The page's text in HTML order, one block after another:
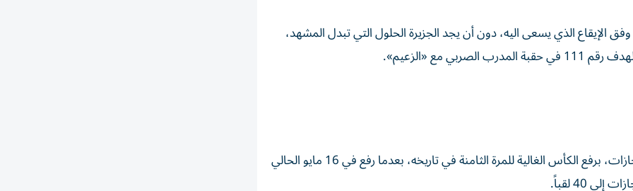
وفق الإيقاع الذي يسعى اليه، دون أن يجد الجزيرة الحلول التي تبدل المشهد،
مع «الزعيم».
نجح أبناء «دار الزين» في تعزيز السجل الذهبي في تاريخ الإنجازات، برفع الكأس الغالية للمرة الثامنة في تاريخه، بعدما رفع في 16 مايو الحالي